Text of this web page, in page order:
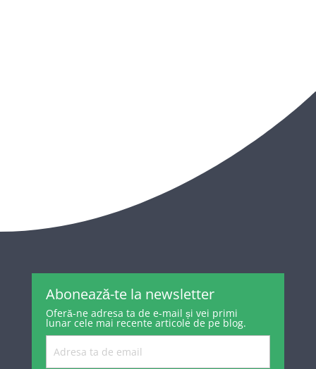
Abonează-te la newsletter
Oferă-ne adresa ta de e-mail și vei primi
lunar cele mai recente articole de pe blog.